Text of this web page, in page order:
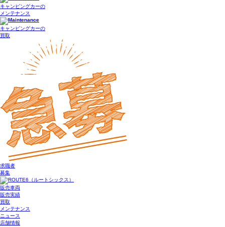
キャンピングカーの
メンテナンス
キャンピングカーの
買取
求職者
募集
販売車両
販売実績
買取
メンテナンス
ニュース
店舗情報